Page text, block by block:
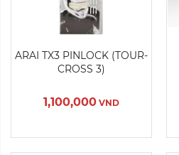
ARAI TX3 PINLOCK (TOUR-
CROSS 3)
1,100,000 VND
Màu sắc: